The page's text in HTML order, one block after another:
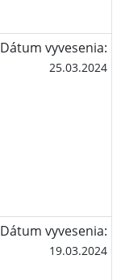
Dátum vyvesenia:
25.03.2024
Dátum vyvesenia:
19.03.2024